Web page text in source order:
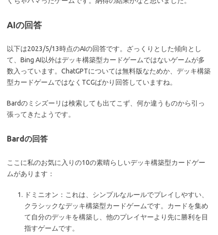
AIの回答
以下は2023/5/13時点のAIの回答です。ざっくりとした傾向とし
て、Bing AI以外はデッキ構築型カードゲームではないゲームが多
数入っています。ChatGPTについては無料版なためか、デッキ構築
型カードゲームではなくTCGばかり回答していますね。
Bardのミシズーリは検索しても出てこず、何か違うものから引っ
張ってきたようです。
Bardの回答
ここに私のお気に入りの10の素晴らしいデッキ構築型カードゲー
ムがあります：
ドミニオン：これは、シンプルなルールでプレイしやすい、
クラシックなデッキ構築型カードゲームです。カードを集め
て自分のデッキを構築し、他のプレイヤーより先に勝利を目
指すゲームです。